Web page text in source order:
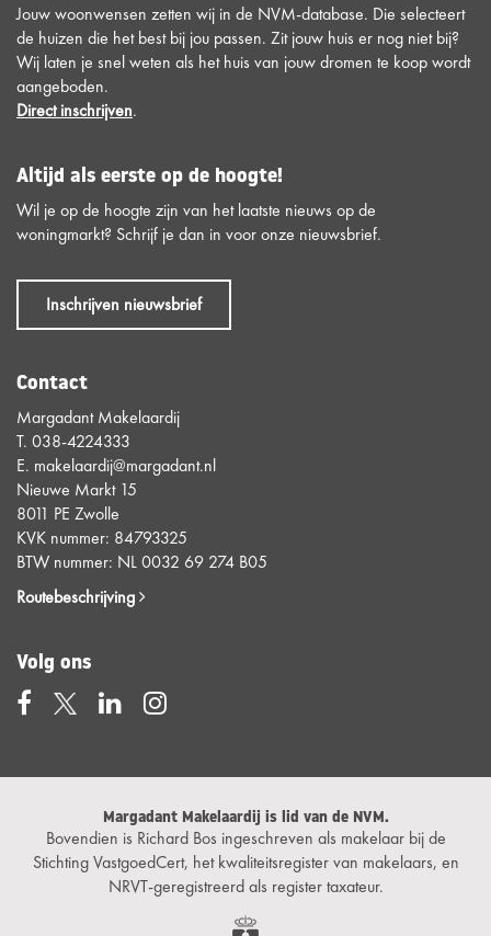
Jouw woonwensen zetten wij in de NVM-database. Die selecteert
de huizen die het best bij jou passen. Zit jouw huis er nog niet bij?
Wij laten je snel weten als het huis van jouw dromen te koop wordt
aangeboden.
Direct inschrijven.
Altijd als eerste op de hoogte!
Wil je op de hoogte zijn van het laatste nieuws op de
woningmarkt? Schrijf je dan in voor onze nieuwsbrief.
Inschrijven nieuwsbrief
Contact
Margadant Makelaardij
T. 038-4224333
E. makelaardij@margadant.nl
Nieuwe Markt 15
8011 PE Zwolle
KVK nummer: 84793325
BTW nummer: NL 0032 69 274 B05
Routebeschrijving
Volg ons
Margadant Makelaardij is lid van de NVM.
Bovendien is Richard Bos ingeschreven als makelaar bij de
Stichting VastgoedCert, het kwaliteitsregister van makelaars, en
NRVT-geregistreerd als register taxateur.